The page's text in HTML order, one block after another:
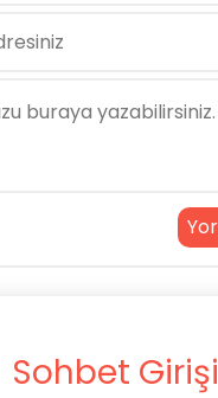
Sohbet Girişi